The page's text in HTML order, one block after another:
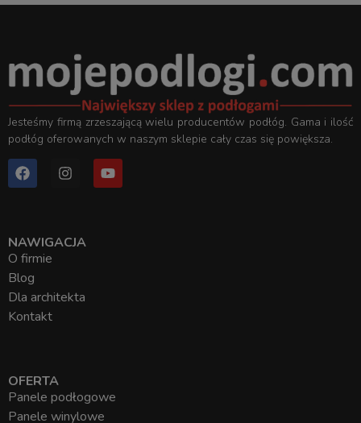
Jesteśmy firmą zrzeszającą wielu producentów podłóg. Gama i ilość
podłóg oferowanych w naszym sklepie cały czas się powiększa.
NAWIGACJA
O firmie
Blog
Dla architekta
Kontakt
OFERTA
Panele podłogowe
Panele winylowe